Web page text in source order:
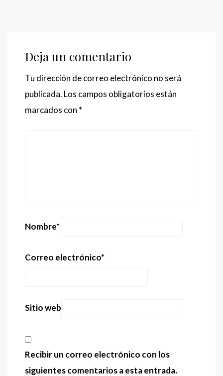
Deja un comentario
Tu dirección de correo electrónico no será
publicada. Los campos obligatorios están
marcados con *
Nombre*
Correo electrónico*
Sitio web
Recibir un correo electrónico con los
siguientes comentarios a esta entrada.